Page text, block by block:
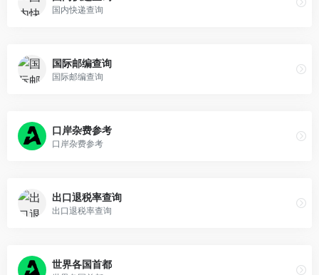
国内快递查询
国际邮编查询
国际邮编查询
口岸杂费参考
口岸杂费参考
出口退税率查询
出口退税率查询
世界各国首都